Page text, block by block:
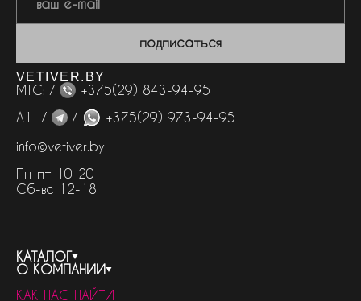
подписаться
VETIVER.BY
МТС: /
+375(29) 843-94-95
А1 /
/
+375(29) 973-94-95
info@vetiver.by
Пн-пт 10-20
Сб-вс 12-18
КАТАЛОГ
весь каталог
О КОМПАНИИ
КАК НАС НАЙТИ